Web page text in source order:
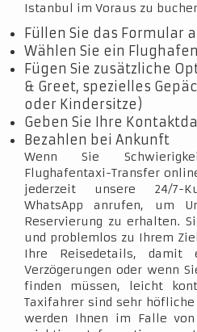
Istanbul im Voraus zu
Füllen Sie das Formular
Wählen Sie ein
Fügen Sie zusätzliche
& Greet, spezielles
oder Kindersitze)
Geben Sie Ihre
Bezahlen bei Ankunft
Wenn Sie
Flughafentaxi-Transfer
jederzeit unsere 24/7-
WhatsApp anrufen, um
Reservierung zu erhalten.
und problemlos zu Ihrem
Ihre Reisedetails,
Verzögerungen oder wenn
finden müssen, leicht
Taxifahrer sind sehr
werden Ihnen im Falle